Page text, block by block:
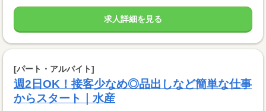
求人詳細を見る
[パート・アルバイト]
週2日OK！接客少なめ◎品出しなど簡単な仕事
からスタート｜水産